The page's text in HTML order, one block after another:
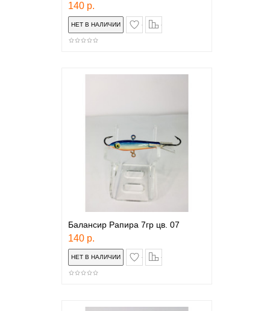
140 р.
в закладки
Балансир Рапира 7гр цв. 07
140 р.
в закладки